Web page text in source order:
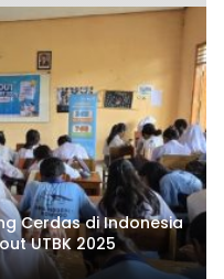
Cerdas di Indonesia
UTBK 2025